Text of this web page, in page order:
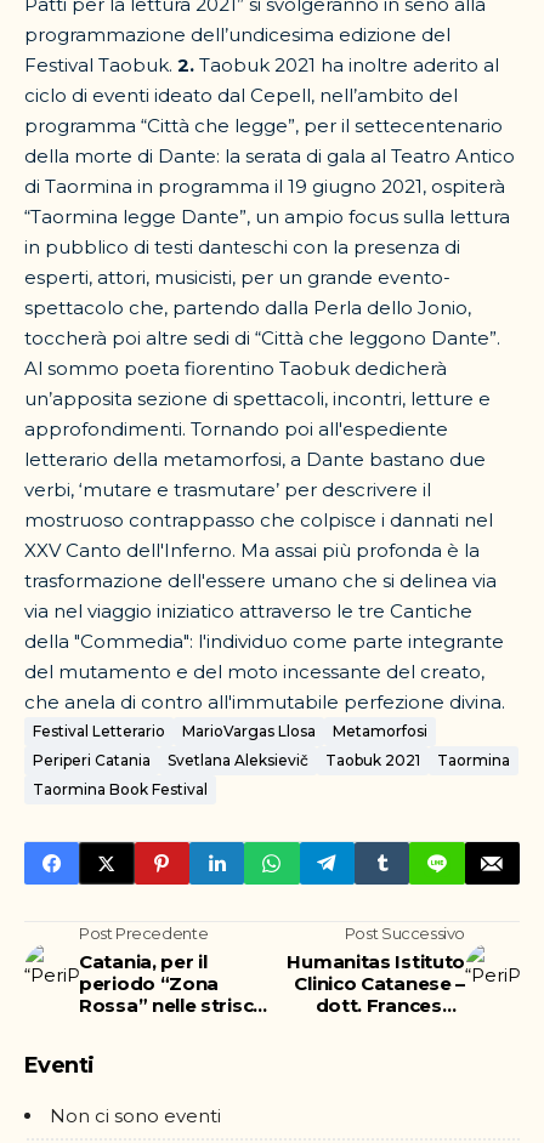
programmazione dell’undicesima edizione del
Festival Taobuk. 2. Taobuk 2021 ha inoltre aderito al
ciclo di eventi ideato dal Cepell, nell’ambito del
programma “Città che legge”, per il settecentenario
della morte di Dante: la serata di gala al Teatro Antico
di Taormina in programma il 19 giugno 2021, ospiterà
“Taormina legge Dante”, un ampio focus sulla lettura
in pubblico di testi danteschi con la presenza di
esperti, attori, musicisti, per un grande evento-
spettacolo che, partendo dalla Perla dello Jonio,
toccherà poi altre sedi di “Città che leggono Dante”.
Al sommo poeta fiorentino Taobuk dedicherà
un’apposita sezione di spettacoli, incontri, letture e
approfondimenti. Tornando poi all'espediente
letterario della metamorfosi, a Dante bastano due
verbi, ‘mutare e trasmutare’ per descrivere il
mostruoso contrappasso che colpisce i dannati nel
XXV Canto dell'Inferno. Ma assai più profonda è la
trasformazione dell'essere umano che si delinea via
via nel viaggio iniziatico attraverso le tre Cantiche
della "Commedia": l'individuo come parte integrante
del mutamento e del moto incessante del creato,
che anela di contro all'immutabile perfezione divina.
Festival Letterario MarioVargas Llosa
Metamorfosi
Periperi Catania
Svetlana Aleksievič Taobuk 2021
Taormina
Taormina Book Festival
Post Precedente
Catania, per il
periodo “Zona
Rossa” nelle strisce
Post Successivo
Humanitas Istituto
Clinico Catanese –
dott. Francesco
Eventi
Non ci sono eventi